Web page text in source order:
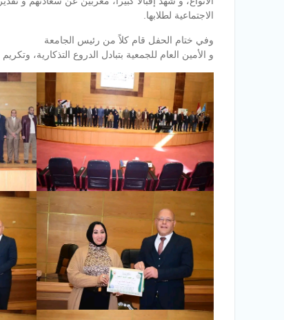
الاجتماعية لطلابها.
وفي ختام الحفل قام كلاً من رئيس الجامعة
و الأمين العام للجمعية بتبادل الدروع التذكارية،